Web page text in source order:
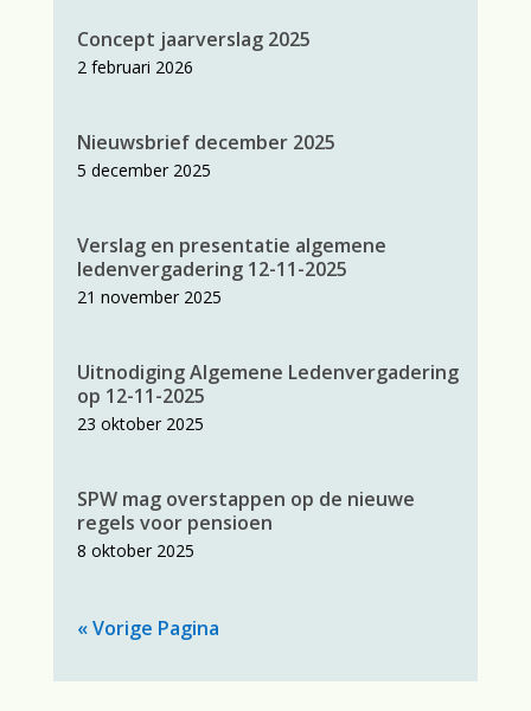
Concept jaarverslag 2025
2 februari 2026
Nieuwsbrief december 2025
5 december 2025
Verslag en presentatie algemene
ledenvergadering 12-11-2025
21 november 2025
Uitnodiging Algemene Ledenvergadering
op 12-11-2025
23 oktober 2025
SPW mag overstappen op de nieuwe
regels voor pensioen
8 oktober 2025
« Vorige Pagina